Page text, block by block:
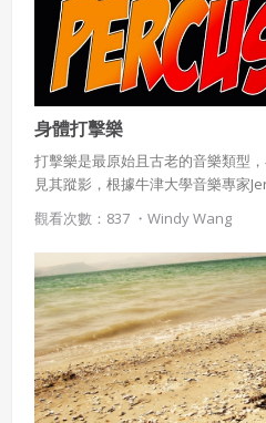
身體打擊樂
打擊樂是最原始且古老的音樂類型
見其蹤影，根據牛津大學音樂專家
樂器出現之前，人類祖先或許就學
是所謂的身體打擊樂(Body
位發出聲響，多樣化的敲奏方式，
練敏捷度，更可刺激左右腦開發。
觀看次數：837 ・ Windy Wang